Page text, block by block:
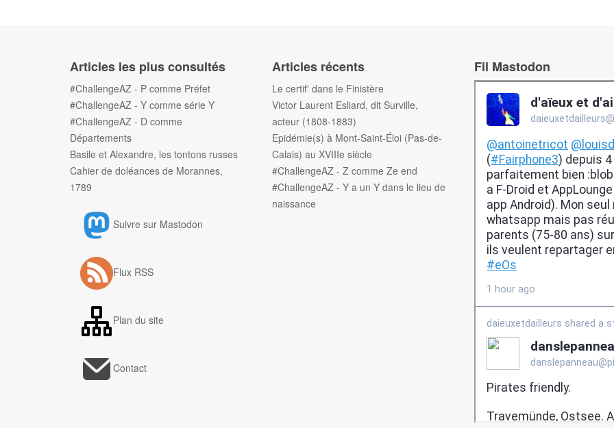
Articles les plus consultés
#ChallengeAZ - P comme Préfet
#ChallengeAZ - Y comme série Y
#ChallengeAZ - D comme
Départements
Basile et Alexandre, les tontons russes
Cahier de doléances de Morannes,
1789
Suivre sur Mastodon
Flux RSS
Plan du site
Contact
Articles récents
Le certif' dans le Finistère
Victor Laurent Esliard, dit Surville,
acteur (1808-1883)
Epidémie(s) à Mont-Saint-Éloi (Pas-de-
Calais) au XVIIIe siècle
#ChallengeAZ - Z comme Ze end
#ChallengeAZ - Y a un Y dans le lieu de
naissance
Fil Mastodon